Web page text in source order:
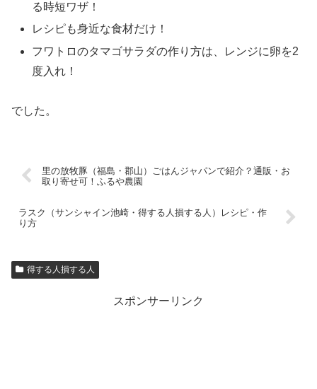
る時短ワザ！
レシピも身近な食材だけ！
フワトロのタマゴサラダの作り方は、レンジに卵を2
度入れ！
でした。
里の放牧豚（福島・郡山）ごはんジャパンで紹介？通販・お
取り寄せ可！ふるや農園
ラスク（サンシャイン池崎・得する人損する人）レシピ・作
り方
得する人損する人
スポンサーリンク